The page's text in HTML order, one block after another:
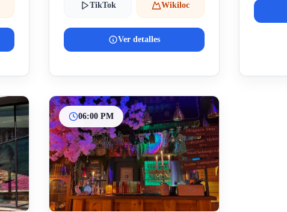
TikTok Wikiloc
Ver detalles
06:00 PM